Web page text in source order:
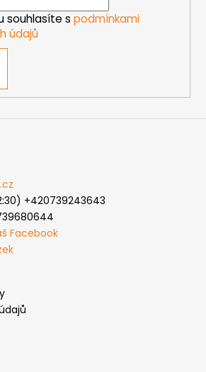
souhlasíte s podmínkami
údajů
+420739243643
Facebook